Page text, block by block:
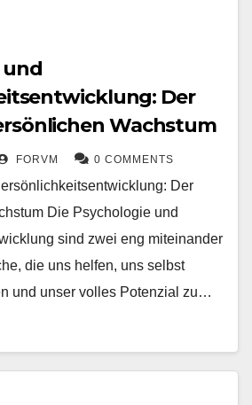
und
Der
Wachstum
FORVM 0 COMMENTS
Der
Die Psychologie und
sind zwei eng miteinander
die uns helfen, uns selbst
und unser volles Potenzial zu…